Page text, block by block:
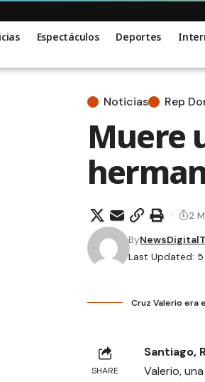
Espectáculos Deportes
Noticias Rep
Muere
Last Updated: 5
By
2
Cruz Valerio era
SHARE
Santiago,
Valerio,